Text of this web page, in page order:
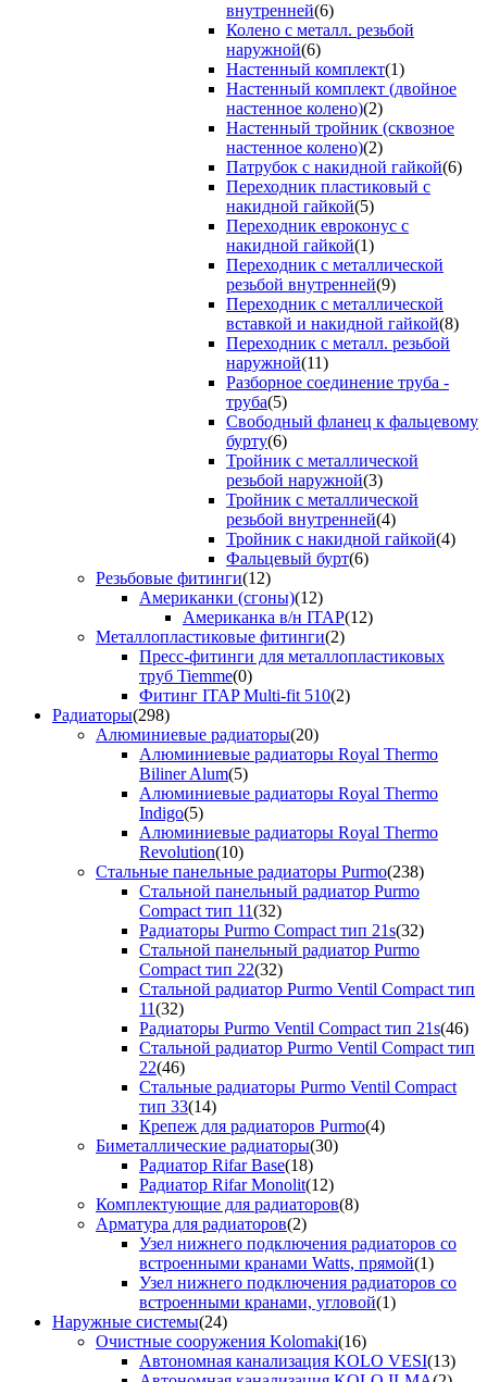
внутренней(6)
Колено с металл. резьбой
наружной(6)
Настенный комплект(1)
Настенный комплект (двойное
настенное колено)(2)
Настенный тройник (сквозное
настенное колено)(2)
Патрубок с накидной гайкой(6)
Переходник пластиковый с
накидной гайкой(5)
Переходник евроконус с
накидной гайкой(1)
Переходник с металлической
резьбой внутренней(9)
Переходник с металлической
вставкой и накидной гайкой(8)
Переходник с металл. резьбой
наружной(11)
Разборное соединение труба -
труба(5)
Свободный фланец к фальцевому
бурту(6)
Тройник с металлической
резьбой наружной(3)
Тройник с металлической
резьбой внутренней(4)
Тройник с накидной гайкой(4)
Фальцевый бурт(6)
Резьбовые фитинги(12)
Американки (сгоны)(12)
Американка в/н ITAP(12)
Металлопластиковые фитинги(2)
Пресс-фитинги для металлопластиковых
труб Tiemme(0)
Фитинг ITAP Multi-fit 510(2)
Радиаторы(298)
Алюминиевые радиаторы(20)
Алюминиевые радиаторы Royal Thermo
Biliner Alum(5)
Алюминиевые радиаторы Royal Thermo
Indigo(5)
Алюминиевые радиаторы Royal Thermo
Revolution(10)
Стальные панельные радиаторы Purmo(238)
Стальной панельный радиатор Purmo
Compact тип 11(32)
Радиаторы Purmo Compact тип 21s(32)
Стальной панельный радиатор Purmo
Compact тип 22(32)
Стальной радиатор Purmo Ventil Compact тип
11(32)
Радиаторы Purmo Ventil Compact тип 21s(46)
Стальной радиатор Purmo Ventil Compact тип
22(46)
Стальные радиаторы Purmo Ventil Compact
тип 33(14)
Крепеж для радиаторов Purmo(4)
Биметаллические радиаторы(30)
Радиатор Rifar Base(18)
Радиатор Rifar Monolit(12)
Комплектующие для радиаторов(8)
Арматура для радиаторов(2)
Узел нижнего подключения радиаторов со
встроенными кранами Watts, прямой(1)
Узел нижнего подключения радиаторов со
встроенными кранами, угловой(1)
Наружные системы(24)
Очистные сооружения Kolomaki(16)
Автономная канализация KOLO VESI(13)